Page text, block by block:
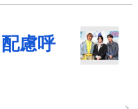
慮呼